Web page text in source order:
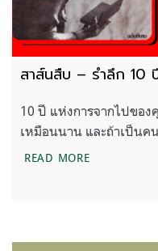
สาส์นสืบ – รำลึก 10
10 ปี แห่งการจากไปของ
เหมือนนาน และถ้าเป็นค
READ MOREสาส์นสืบ – ร